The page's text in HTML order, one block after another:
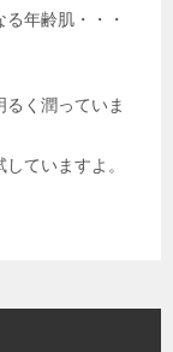
年齢肌・・・
く潤っていま
ていますよ。